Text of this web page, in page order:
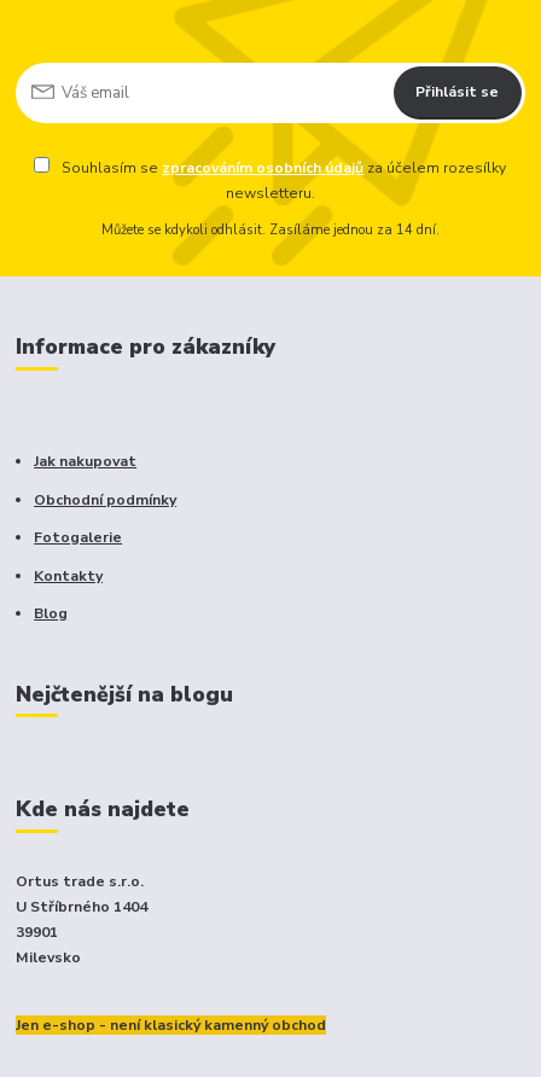
Přihlásit se
Souhlasím se zpracováním osobních údajů za účelem rozesílky
newsletteru.
Můžete se kdykoli odhlásit. Zasíláme jednou za 14 dní.
Informace pro zákazníky
Jak nakupovat
Obchodní podmínky
Fotogalerie
Kontakty
Blog
Nejčtenější na blogu
Kde nás najdete
Ortus trade s.r.o.
U Stříbrného 1404
39901
Milevsko
Jen e-shop - není klasický kamenný obchod